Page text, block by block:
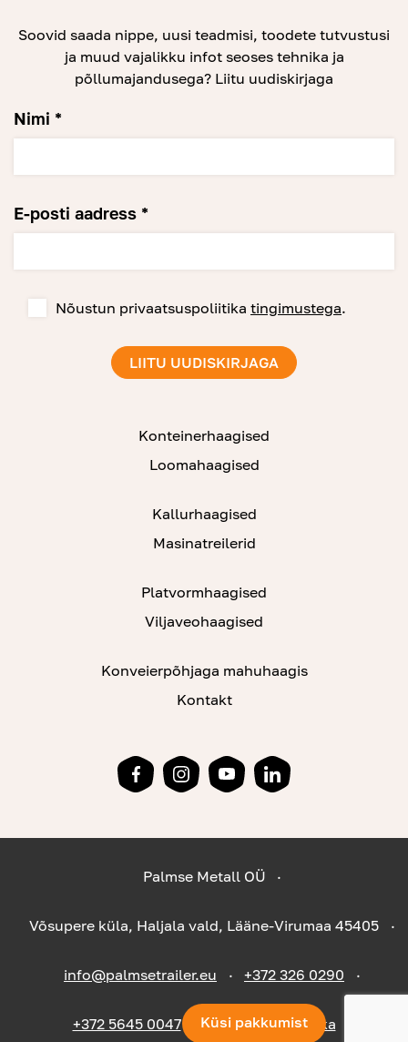
Soovid saada nippe, uusi teadmisi, toodete tutvustusi
ja muud vajalikku infot seoses tehnika ja
põllumajandusega? Liitu uudiskirjaga
Nimi *
E-posti aadress *
Nõustun privaatsuspoliitika tingimustega.
Konteinerhaagised
Loomahaagised
Kallurhaagised
Masinatreilerid
Platvormhaagised
Viljaveohaagised
Konveierpõhjaga mahuhaagis
Kontakt
Palmse Metall OÜ
Võsupere küla, Haljala vald, Lääne-Virumaa 45405
info@palmsetrailer.eu +372 326 0290
+372 5645 0047 Privaatsuspoliitika
Küsi pakkumist